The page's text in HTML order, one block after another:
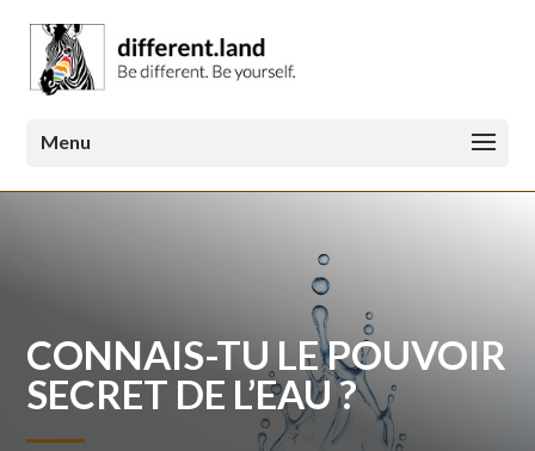
CONNAIS-TU LE POUVOIR
SECRET DE L’EAU ?